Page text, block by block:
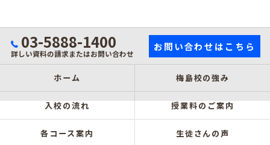
03-5888-1400
詳しい資料の請求またはお問い合わせ
お問い合わせはこちら
ホーム 梅島校の強み
入校の流れ 授業料のご案内
各コース案内 生徒さんの声